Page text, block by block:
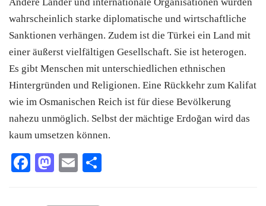
wahrscheinlich starke diplomatische und wirtschaftliche
Sanktionen verhängen. Zudem ist die Türkei ein Land mit
einer äußerst vielfältigen Gesellschaft. Sie ist heterogen.
Es gibt Menschen mit unterschiedlichen ethnischen
Hintergründen und Religionen. Eine Rückkehr zum Kalifat
wie im Osmanischen Reich ist für diese Bevölkerung
nahezu unmöglich. Selbst der mächtige Erdoğan wird das
kaum umsetzen können.
Facebook
Mastodon
Email